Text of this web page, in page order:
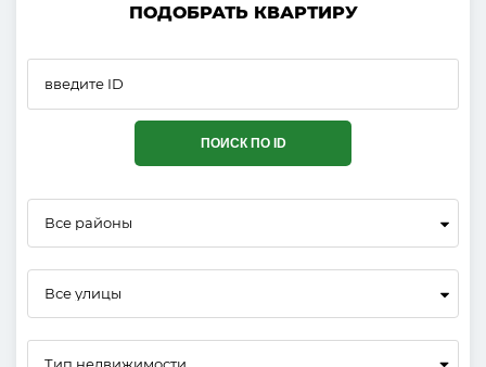
ПОДОБРАТЬ КВАРТИРУ
ПОИСК ПО ID
Все районы
Все улицы